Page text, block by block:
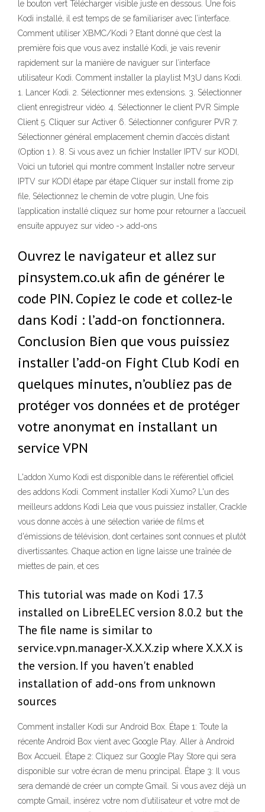
le bouton vert Télécharger visible juste en dessous. Une fois
Kodi installé, il est temps de se familiariser avec l’interface.
Comment utiliser XBMC/Kodi ? Etant donné que c’est la
première fois que vous avez installé Kodi, je vais revenir
rapidement sur la manière de naviguer sur l’interface
utilisateur Kodi. Comment installer la playlist M3U dans Kodi.
1. Lancer Kodi. 2. Sélectionner mes extensions. 3. Sélectionner
client enregistreur vidéo. 4. Sélectionner le client PVR Simple
Client 5. Cliquer sur Activer 6. Sélectionner configurer PVR 7.
Sélectionner général emplacement chemin d’accès distant
(Option 1 ). 8. Si vous avez un fichier Installer IPTV sur KODI,
Voici un tutoriel qui montre comment Installer notre serveur
IPTV sur KODI étape par étape Cliquer sur install frome zip
file, Sélectionnez le chemin de votre plugin, Une fois
l’application installé cliquez sur home pour retourner a l’accueil
ensuite appuyez sur video -> add-ons
Ouvrez le navigateur et allez sur
pinsystem.co.uk afin de générer le
code PIN. Copiez le code et collez-le
dans Kodi : l’add-on fonctionnera.
Conclusion Bien que vous puissiez
installer l’add-on Fight Club Kodi en
quelques minutes, n’oubliez pas de
protéger vos données et de protéger
votre anonymat en installant un
service VPN
L'addon Xumo Kodi est disponible dans le référentiel officiel
des addons Kodi. Comment installer Kodi Xumo? L'un des
meilleurs addons Kodi Leia que vous puissiez installer, Crackle
vous donne accès à une sélection variée de films et
d'émissions de télévision, dont certaines sont connues et plutôt
divertissantes. Chaque action en ligne laisse une traînée de
miettes de pain, et ces
This tutorial was made on Kodi 17.3
installed on LibreELEC version 8.0.2 but the
The file name is similar to
service.vpn.manager-X.X.X.zip where X.X.X is
the version. If you haven't enabled
installation of add-ons from unknown
sources
Comment installer Kodi sur Android Box. Étape 1: Toute la
récente Android Box vient avec Google Play. Aller à Android
Box Accueil. Étape 2: Cliquez sur Google Play Store qui sera
disponible sur votre écran de menu principal. Étape 3: Il vous
sera demandé de créer un compte Gmail. Si vous avez déjà un
compte Gmail, insérez votre nom d’utilisateur et votre mot de